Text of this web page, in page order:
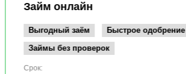
Займ онлайн
Выгодный заём
Быстрое одобрение
Займы без проверок
Срок: